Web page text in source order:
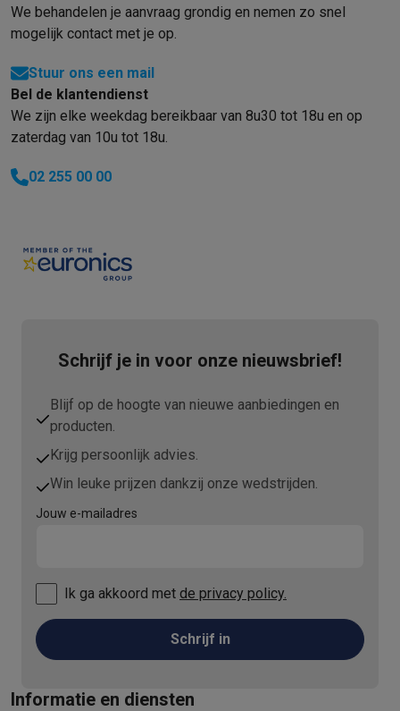
We behandelen je aanvraag grondig en nemen zo snel
mogelijk contact met je op.
Stuur ons een mail
Bel de klantendienst
We zijn elke weekdag bereikbaar van 8u30 tot 18u en op
zaterdag van 10u tot 18u.
02 255 00 00
Schrijf je in voor onze nieuwsbrief!
Blijf op de hoogte van nieuwe aanbiedingen en
producten.
Krijg persoonlijk advies.
Win leuke prijzen dankzij onze wedstrijden.
Jouw e-mailadres
Ik ga akkoord met de privacy policy.
Schrijf in
Informatie en diensten